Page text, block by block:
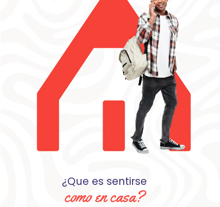
¿Que es sentirse
como en casa?